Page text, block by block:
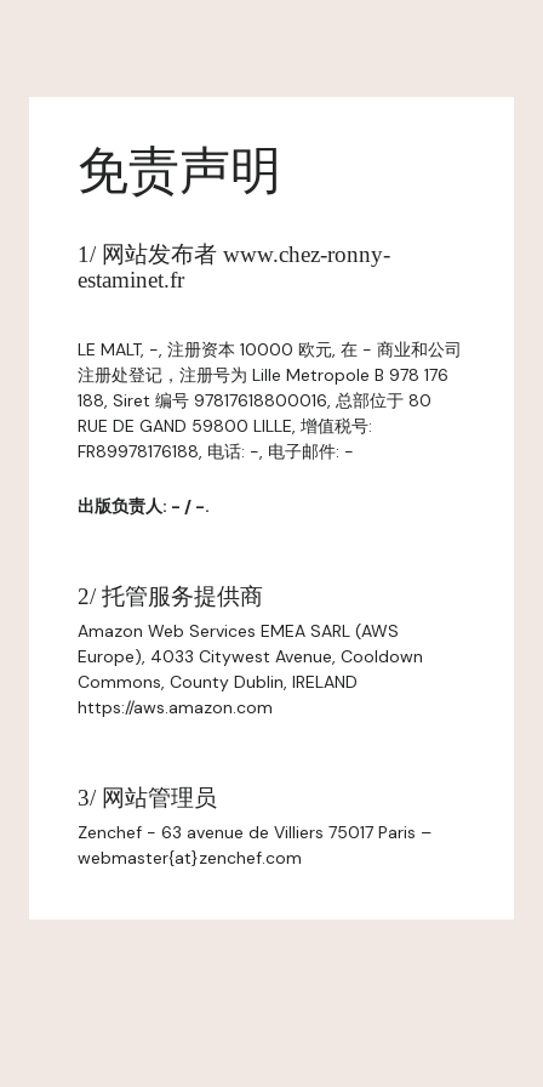
免责声明
1/ 网站发布者 www.chez-ronny-
estaminet.fr
LE MALT, -, 注册资本 10000 欧元, 在 - 商业和公司
注册处登记，注册号为 Lille Metropole B 978 176
188, Siret 编号 97817618800016, 总部位于 80
RUE DE GAND 59800 LILLE, 增值税号:
FR89978176188, 电话: -, 电子邮件: -
出版负责人: - / -.
2/ 托管服务提供商
Amazon Web Services EMEA SARL (AWS
Europe), 4033 Citywest Avenue, Cooldown
Commons, County Dublin, IRELAND
https://aws.amazon.com
3/ 网站管理员
Zenchef - 63 avenue de Villiers 75017 Paris –
webmaster{at}zenchef.com